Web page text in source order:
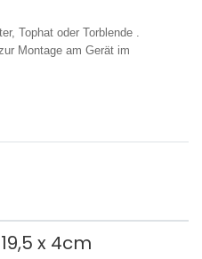
Tophat oder Torblende
Montage am Gerät im
x 4cm